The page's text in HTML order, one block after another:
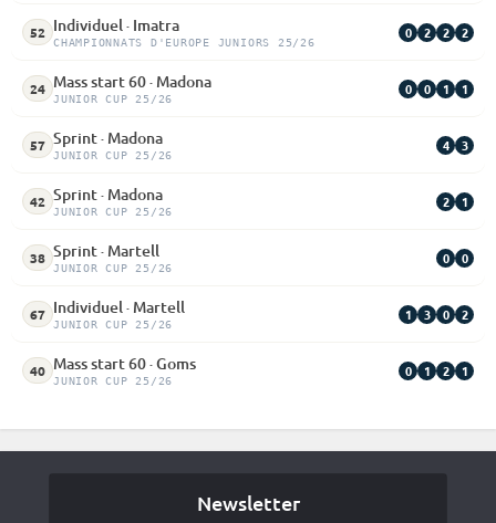
52 Individuel · Imatra
CHAMPIONNATS D'EUROPE JUNIORS 25/26
0 2 2 2
24 Mass start 60 · Madona
JUNIOR CUP 25/26
0 0 1 1
57 Sprint · Madona
JUNIOR CUP 25/26
4 3
42 Sprint · Madona
JUNIOR CUP 25/26
2 1
38 Sprint · Martell
JUNIOR CUP 25/26
0 0
67 Individuel · Martell
JUNIOR CUP 25/26
1 3 0 2
40 Mass start 60 · Goms
JUNIOR CUP 25/26
0 1 2 1
Newsletter